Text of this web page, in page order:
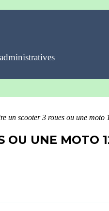
un scooter 3 roues ou une moto
OU UNE MOTO